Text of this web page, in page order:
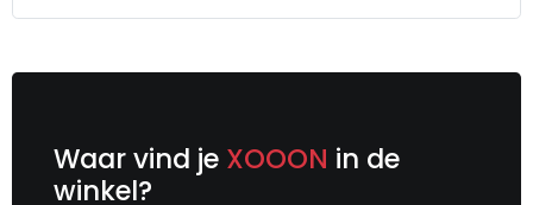
Waar vind je XOOON in de
winkel?